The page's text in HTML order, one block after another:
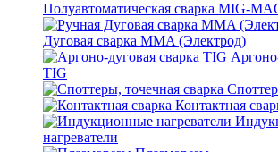
Полуавтоматическая сварка MIG-
Дуговая сварка MMA (Электрод)
TIG
Контактная
нагреватели